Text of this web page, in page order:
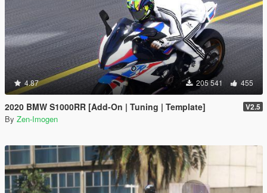
4.87 205 541 455
2020 BMW S1000RR [Add-On | Tuning | Template] V2.5
By Zen-Imogen